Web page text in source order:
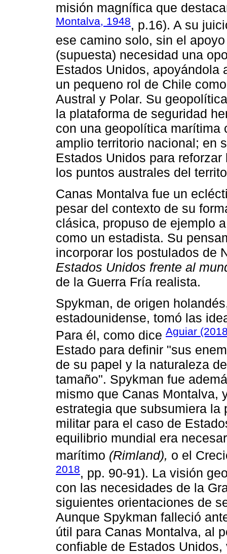
misión magnífica que
Montalva, 1948, p.16). A su
ese camino solo, sin el
(supuesta) necesidad una
Estados Unidos, apoyándola
un pequeno rol de Chile
Austral y Polar. Su
la plataforma de seguridad
con una geopolítica marítima
amplio territorio nacional; en
Estados Unidos para
los puntos australes del
Canas Montalva fue un
pesar del contexto de su
clásica, propuso de ejemplo
como un estadista. Su
incorporar los postulados de
Estados Unidos frente al
de la Guerra Fría realista.
Spykman, de origen
estadounidense, tomó las
Para él, como dice Aguiar
Estado para definir "sus
de su papel y la naturaleza
tamaño". Spykman fue
mismo que Canas Montalva,
estrategia que subsumiera
militar para el caso de
equilibrio mundial era
marítimo (Rimland), o el
2018, pp. 90-91). La visión
con las necesidades de la
siguientes orientaciones de
Aunque Spykman falleció
útil para Canas Montalva, al
confiable de Estados